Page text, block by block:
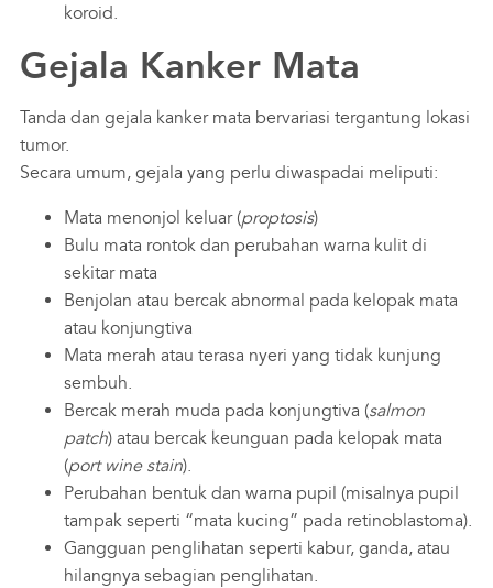
koroid.
Gejala Kanker Mata
Tanda dan gejala kanker mata bervariasi tergantung lokasi
tumor.
Secara umum, gejala yang perlu diwaspadai meliputi:
Mata menonjol keluar (proptosis)
Bulu mata rontok dan perubahan warna kulit di
sekitar mata
Benjolan atau bercak abnormal pada kelopak mata
atau konjungtiva
Mata merah atau terasa nyeri yang tidak kunjung
sembuh.
Bercak merah muda pada konjungtiva (salmon
patch) atau bercak keunguan pada kelopak mata
(port wine stain).
Perubahan bentuk dan warna pupil (misalnya pupil
tampak seperti “mata kucing” pada retinoblastoma).
Gangguan penglihatan seperti kabur, ganda, atau
hilangnya sebagian penglihatan.